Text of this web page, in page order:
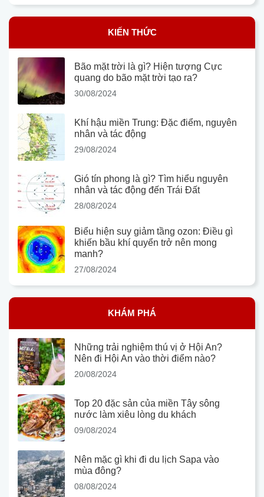
KIẾN THỨC
Bão mặt trời là gì? Hiện tượng Cực
quang do bão mặt trời tạo ra?
30/08/2024
Khí hậu miền Trung: Đặc điểm, nguyên
nhân và tác động
29/08/2024
Gió tín phong là gì? Tìm hiểu nguyên
nhân và tác động đến Trái Đất
28/08/2024
Biểu hiện suy giảm tầng ozon: Điều gì
khiến bầu khí quyển trở nên mong
manh?
27/08/2024
KHÁM PHÁ
Những trải nghiệm thú vị ở Hội An?
Nên đi Hội An vào thời điểm nào?
20/08/2024
Top 20 đặc sản của miền Tây sông
nước làm xiêu lòng du khách
09/08/2024
Nên mặc gì khi đi du lịch Sapa vào
mùa đông?
08/08/2024